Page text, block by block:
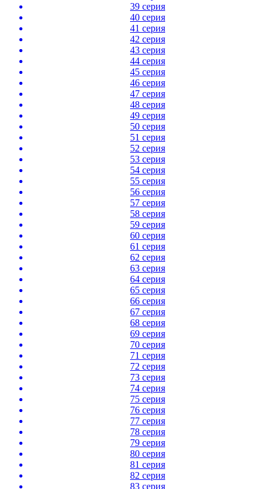
39 серия
40 серия
41 серия
42 серия
43 серия
44 серия
45 серия
46 серия
47 серия
48 серия
49 серия
50 серия
51 серия
52 серия
53 серия
54 серия
55 серия
56 серия
57 серия
58 серия
59 серия
60 серия
61 серия
62 серия
63 серия
64 серия
65 серия
66 серия
67 серия
68 серия
69 серия
70 серия
71 серия
72 серия
73 серия
74 серия
75 серия
76 серия
77 серия
78 серия
79 серия
80 серия
81 серия
82 серия
83 серия